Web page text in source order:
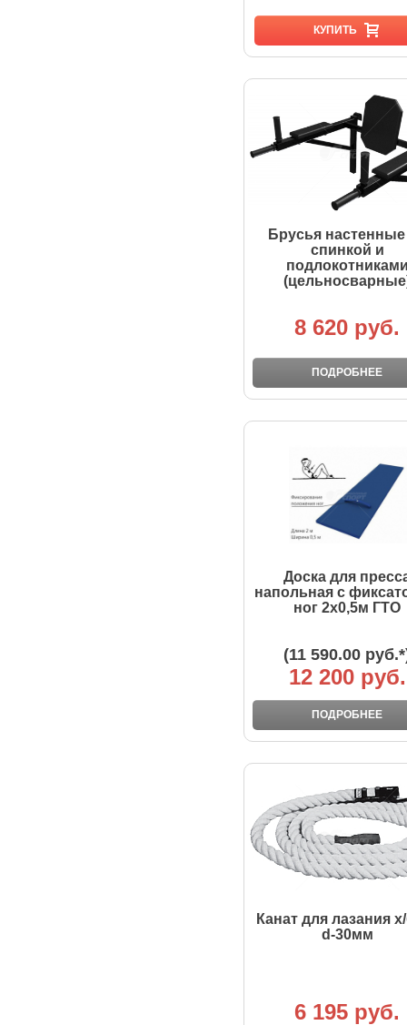
КУПИТЬ
Брусья
спинкой и
8 620 руб.
ПОДРОБНЕЕ
Доска для
напольная с
ног 2х0,5м ГТО
(11 590.00
12 200 руб.
ПОДРОБНЕЕ
Канат для лазания
d-30мм
6 195 руб.